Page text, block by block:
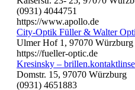
(0931) 4044751
https://www.apollo.de
City-Optik Füller & Walter
Ulmer Hof 1, 97070 Würzburg
https://fueller-optic.de
Kresinsky –
Domstr. 15, 97070 Würzburg
(0931) 4651883